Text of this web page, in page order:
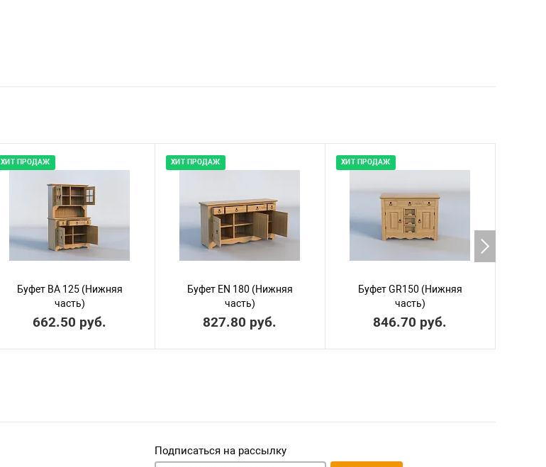
ХИТ ПРОДАЖ
Буфет BA 125 (Нижняя
часть)
662.50 руб.
ХИТ ПРОДАЖ
Буфет EN 180 (Нижняя
часть)
827.80 руб.
ХИТ ПРОДАЖ
Буфет GR150 (Нижняя
часть)
846.70 руб.
Подписаться на рассылку